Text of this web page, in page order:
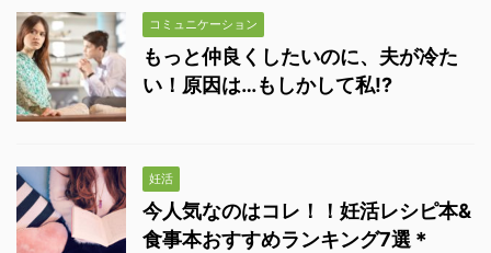
コミュニケーション
もっと仲良くしたいのに、夫が冷た
い！原因は…もしかして私!?
妊活
今人気なのはコレ！！妊活レシピ本&
食事本おすすめランキング7選＊